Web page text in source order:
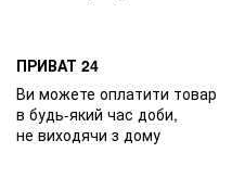
ПРИВАТ 24
Ви можете оплатити товар
в будь-який час доби,
не виходячи з дому